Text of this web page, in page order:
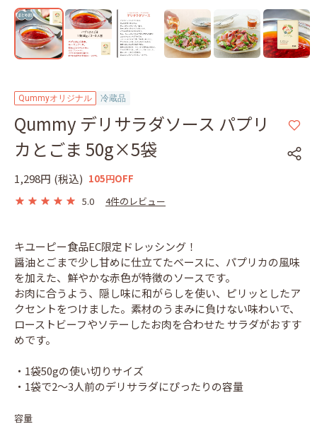
Qummyオリジナル 冷蔵品
Qummy デリサラダソース パプリ
カとごま 50g×5袋
1,298円 (税込) 105円OFF
5.0
4件のレビュー
キユーピー食品EC限定ドレッシング！
醤油とごまで少し甘めに仕立てたベースに、パプリカの風味
を加えた、鮮やかな赤色が特徴のソースです。
お肉に合うよう、隠し味に和がらしを使い、ピリッとしたア
クセントをつけました。素材のうまみに負けない味わいで、
ローストビーフやソテーしたお肉を合わせた サラダがおすす
めです。
・1袋50gの使い切りサイズ
容量